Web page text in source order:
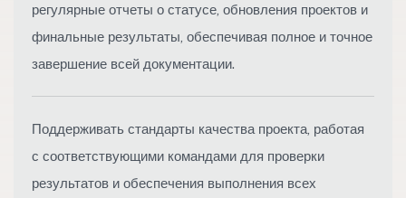
регулярные отчеты о статусе, обновления проектов и
финальные результаты, обеспечивая полное и точное
завершение всей документации.
Поддерживать стандарты качества проекта, работая
с соответствующими командами для проверки
результатов и обеспечения выполнения всех